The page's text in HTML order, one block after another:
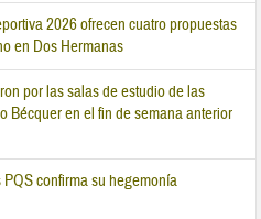
2026 ofrecen cuatro propuestas
en Dos Hermanas
por las salas de estudio de las
Bécquer en el fin de semana anterior
confirma su hegemonía